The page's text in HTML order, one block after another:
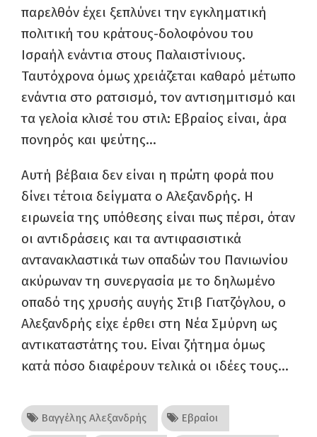
παρελθόν έχει ξεπλύνει την εγκληματική
πολιτική του κράτους-δολοφόνου του
Ισραήλ ενάντια στους Παλαιστίνιους.
Ταυτόχρονα όμως χρειάζεται καθαρό μέτωπο
ενάντια στο ρατσισμό, τον αντισημιτισμό και
τα γελοία κλισέ του στιλ: Εβραίος είναι, άρα
πονηρός και ψεύτης…
Αυτή βέβαια δεν είναι η πρώτη φορά που
δίνει τέτοια δείγματα ο Αλεξανδρής. Η
ειρωνεία της υπόθεσης είναι πως πέρσι, όταν
οι αντιδράσεις και τα αντιφασιστικά
αντανακλαστικά των οπαδών του Πανιωνίου
ακύρωναν τη συνεργασία με το δηλωμένο
οπαδό της χρυσής αυγής Στιβ Γιατζόγλου, ο
Αλεξανδρής είχε έρθει στη Νέα Σμύρνη ως
αντικαταστάτης του. Είναι ζήτημα όμως
κατά πόσο διαφέρουν τελικά οι ιδέες τους…
Βαγγέλης Αλεξανδρής Εβραίοι